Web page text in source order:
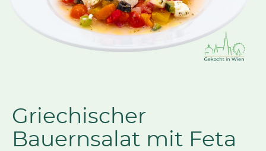
Griechischer
Bauernsalat mit Feta